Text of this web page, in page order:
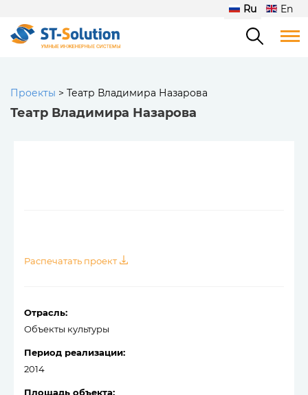
Ru En
Проекты > Театр Владимира Назарова
Театр Владимира Назарова
Распечатать проект
Отрасль:
Объекты культуры
Период реализации:
2014
Площадь объекта: